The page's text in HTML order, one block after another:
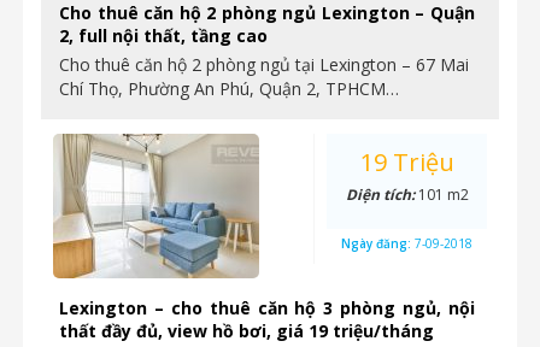
Cho thuê căn hộ 2 phòng ngủ Lexington – Quận
2, full nội thất, tầng cao
Cho thuê căn hộ 2 phòng ngủ tại Lexington – 67 Mai
Chí Thọ, Phường An Phú, Quận 2, TPHCM…
Lexington – cho thuê căn hộ 3 phòng ngủ, nội
thất đầy đủ, view hồ bơi, giá 19 triệu/tháng
19 Triệu
Diện tích:101 m2
Ngày đăng: 7-09-2018